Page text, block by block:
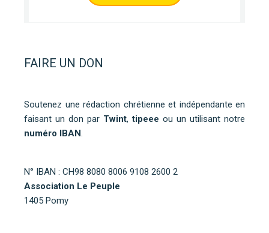
FAIRE UN DON
Soutenez une rédaction chrétienne et indépendante en
faisant un don par Twint,tipeee ou un utilisant notre
numéro IBAN.
N° IBAN : CH98 8080 8006 9108 2600 2
Association Le Peuple
1405 Pomy